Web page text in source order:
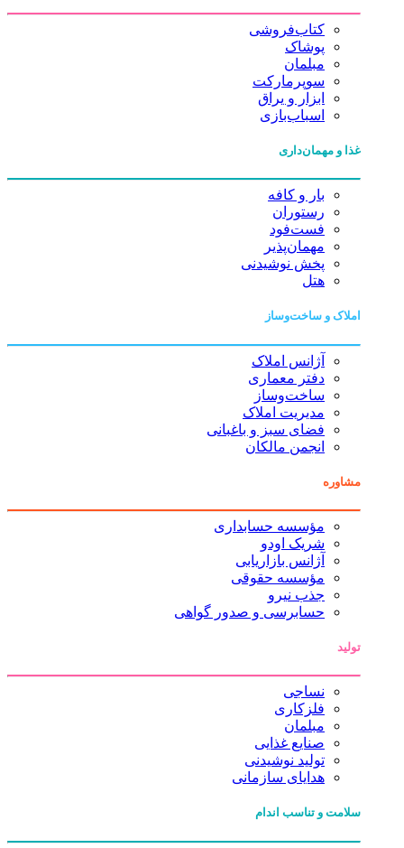
کتاب‌فروشی
پوشاک
مبلمان
سوپرمارکت
ابزار و یراق
اسباب‌بازی
غذا و مهمان‌داری
بار و کافه
رستوران
فست‌فود
مهمان‌پذیر
پخش نوشیدنی
هتل
املاک و ساخت‌وساز
آژانس املاک
دفتر معماری
ساخت‌وساز
مدیریت املاک
فضای سبز و باغبانی
انجمن مالکان
مشاوره
مؤسسه حسابداری
شریک اودو
آژانس بازاریابی
مؤسسه حقوقی
جذب نیرو
حسابرسی و صدور گواهی
تولید
نساجی
فلزکاری
مبلمان
صنایع غذایی
تولید نوشیدنی
هدایای سازمانی
سلامت و تناسب اندام